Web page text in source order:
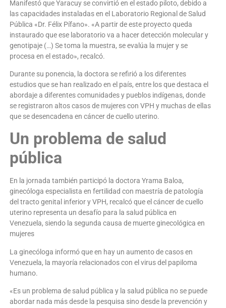
Manifestó que Yaracuy se convirtió en el estado piloto, debido a
las capacidades instaladas en el Laboratorio Regional de Salud
Pública «Dr. Félix Pífano». «A partir de este proyecto queda
instaurado que ese laboratorio va a hacer detección molecular y
genotipaje (…) Se toma la muestra, se evalúa la mujer y se
procesa en el estado», recalcó.
Durante su ponencia, la doctora se refirió a los diferentes
estudios que se han realizado en el país, entre los que destaca el
abordaje a diferentes comunidades y pueblos indígenas, donde
se registraron altos casos de mujeres con VPH y muchas de ellas
que se desencadena en cáncer de cuello uterino.
Un problema de salud
pública
En la jornada también participó la doctora Yrama Baloa,
ginecóloga especialista en fertilidad con maestría de patología
del tracto genital inferior y VPH, recalcó que el cáncer de cuello
uterino representa un desafío para la salud pública en
Venezuela, siendo la segunda causa de muerte ginecológica en
mujeres
La ginecóloga informó que en hay un aumento de casos en
Venezuela, la mayoría relacionados con el virus del papiloma
humano.
«Es un problema de salud pública y la salud pública no se puede
abordar nada más desde la pesquisa sino desde la prevención y